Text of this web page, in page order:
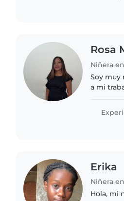
Rosa
Niñera
Soy muy
a mi
Erika
Niñera
Hola, mi